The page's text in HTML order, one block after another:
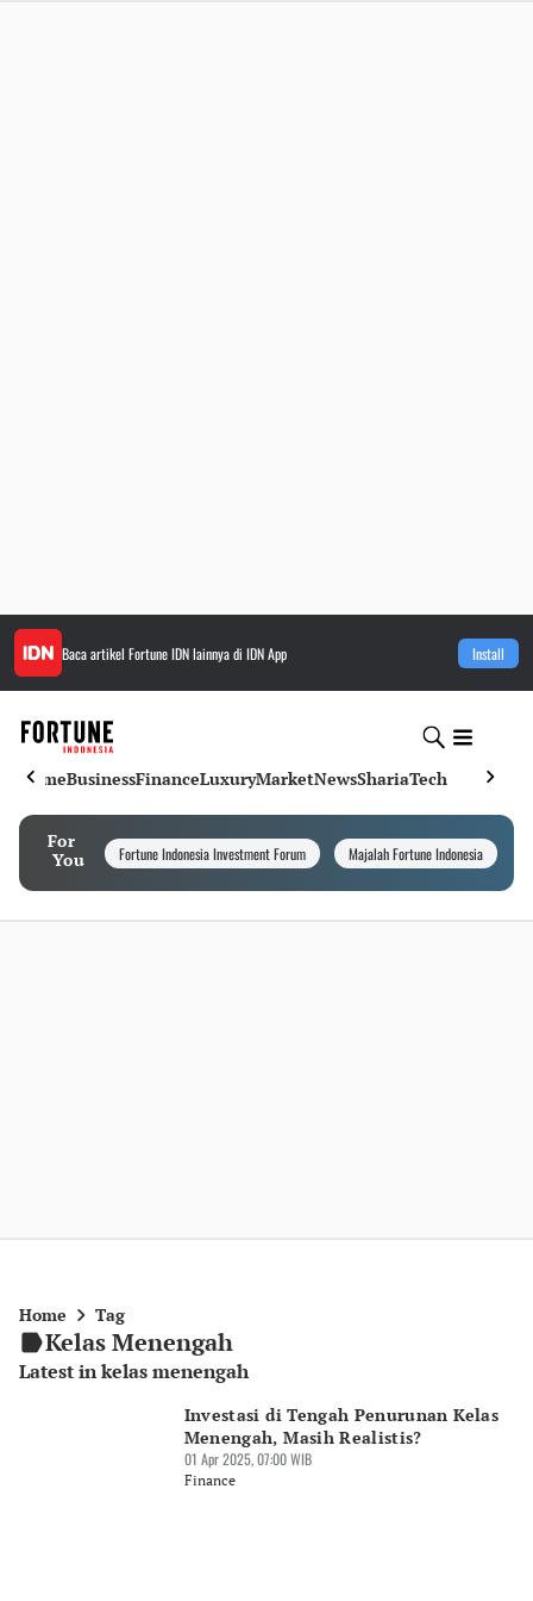
Baca artikel Fortune IDNlainnya di IDN App Install
HomeBusinessFinanceLuxuryMarketNewsShariaTech
For
You
Fortune Indonesia Investment Forum Majalah Fortune Indonesia
Home Tag
Kelas Menengah
Latest in kelas menengah
Investasi di Tengah Penurunan Kelas
Menengah, Masih Realistis?
01 Apr 2025, 07:00 WIB
Finance